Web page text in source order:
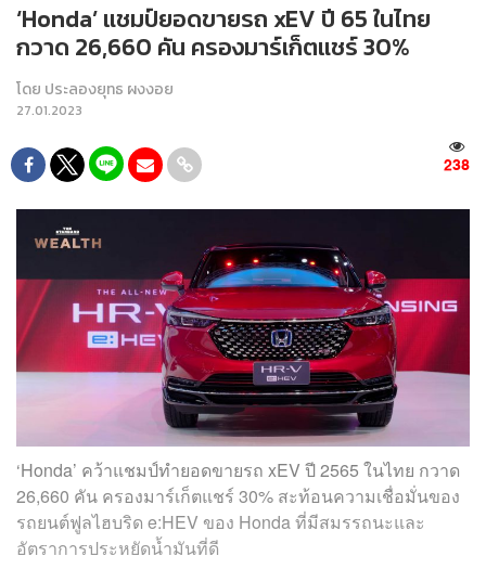
‘Honda’ แชมป์ยอดขายรถ xEV ปี 65 ในไทย
กวาด 26,660 คัน ครองมาร์เก็ตแชร์ 30%
โดย ประลองยุทธ ผงงอย
27.01.2023
238
‘Honda’ คว้าแชมป์ทำยอดขายรถ xEV ปี 2565 ในไทย กวาด
26,660 คัน ครองมาร์เก็ตแชร์ 30% สะท้อนความเชื่อมั่นของ
รถยนต์ฟูลไฮบริด e:HEV ของ Honda ที่มีสมรรถนะและ
อัตราการประหยัดน้ำมันที่ดี